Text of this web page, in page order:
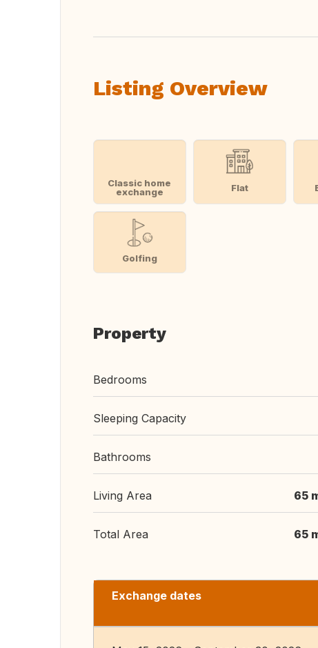
Listing Overview
Classic home
exchange
Flat
Golfing
Property
Bedrooms
Sleeping Capacity
Bathrooms
Living Area 65
Total Area 65
Exchange dates